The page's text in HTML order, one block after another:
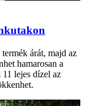
árát, majd az
hamarosan a
lejes dízel az